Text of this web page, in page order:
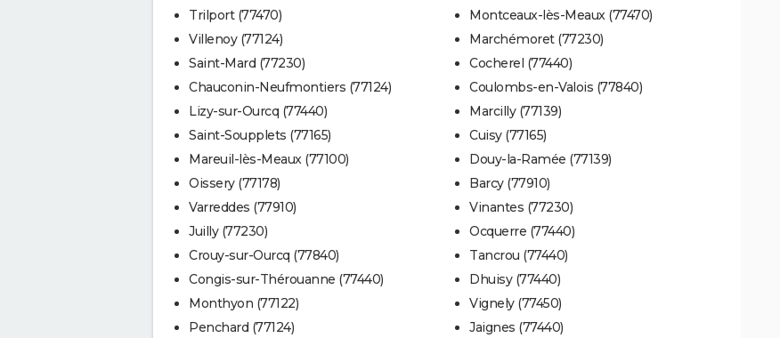
Trilport (77470)
Villenoy (77124)
Saint-Mard (77230)
Chauconin-Neufmontiers (77124)
Lizy-sur-Ourcq (77440)
Saint-Soupplets (77165)
Mareuil-lès-Meaux (77100)
Oissery (77178)
Varreddes (77910)
Juilly (77230)
Crouy-sur-Ourcq (77840)
Congis-sur-Thérouanne (77440)
Monthyon (77122)
Penchard (77124)
Montceaux-lès-Meaux (77470)
Marchémoret (77230)
Cocherel (77440)
Coulombs-en-Valois (77840)
Marcilly (77139)
Cuisy (77165)
Douy-la-Ramée (77139)
Barcy (77910)
Vinantes (77230)
Ocquerre (77440)
Tancrou (77440)
Dhuisy (77440)
Vignely (77450)
Jaignes (77440)